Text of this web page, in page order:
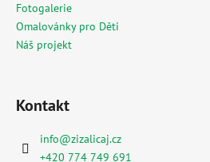
Fotogalerie
Omalovánky pro Děti
Náš projekt
Kontakt
info@zizalicaj.cz
+420 774 749 691